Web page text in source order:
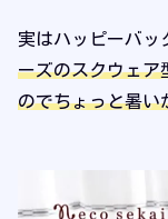
実はハッピーバッ
ーズのスクウェア
のでちょっと暑